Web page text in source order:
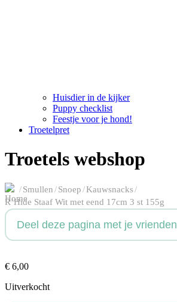
Huisdier in de kijker
Puppy checklist
Feestje voor je hond!
Troetelpret
Troetels webshop
/Smullen/Snoep/Kauwsnacks/
R’Hide Staaf Wit met eend 17cm 3 st 155g
Deel deze pagina met je vrienden
€ 6,00
Uitverkocht